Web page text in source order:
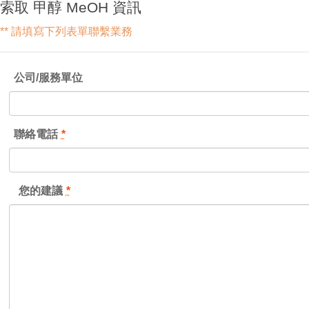
索取 甲醇 MeOH 資訊
** 請填寫下列表單聯繫業務
公司/服務單位
聯絡電話 *
您的建議 *